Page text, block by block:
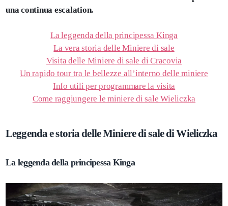
una continua escalation.
La leggenda della principessa Kinga
La vera storia delle Miniere di sale
Visita delle Miniere di sale di Cracovia
Un rapido tour tra le bellezze all’interno delle miniere
Info utili per programmare la visita
Come raggiungere le miniere di sale Wieliczka
Leggenda e storia delle Miniere di sale di Wieliczka
La leggenda della principessa Kinga